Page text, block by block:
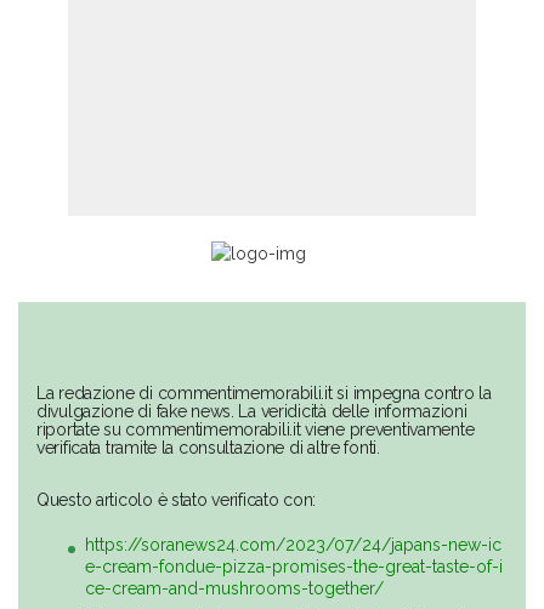
La redazione di commentimemorabili.it si impegna contro la
divulgazione di fake news. La veridicità delle informazioni
riportate su commentimemorabili.it viene preventivamente
verificata tramite la consultazione di altre fonti.
Questo articolo è stato verificato con:
https://soranews24.com/2023/07/24/japans-new-ic
e-cream-fondue-pizza-promises-the-great-taste-of-i
ce-cream-and-mushrooms-together/